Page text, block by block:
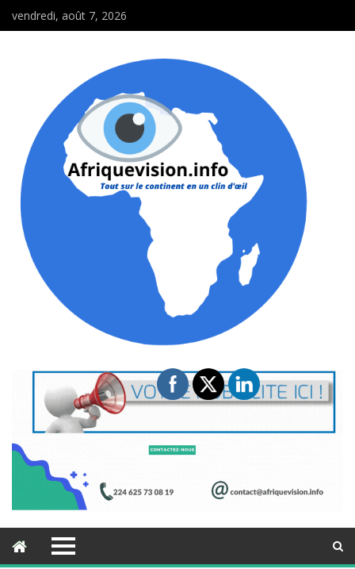
vendredi, août 7, 2026